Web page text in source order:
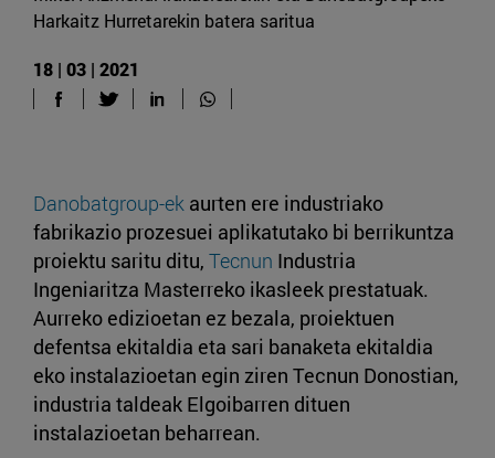
Harkaitz Hurretarekin batera saritua
18 | 03 | 2021
Danobatgroup-ek aurten ere industriako
fabrikazio prozesuei aplikatutako bi berrikuntza
proiektu saritu ditu, Tecnun Industria
Ingeniaritza Masterreko ikasleek prestatuak.
Aurreko edizioetan ez bezala, proiektuen
defentsa ekitaldia eta sari banaketa ekitaldia
eko instalazioetan egin ziren Tecnun Donostian,
industria taldeak Elgoibarren dituen
instalazioetan beharrean.